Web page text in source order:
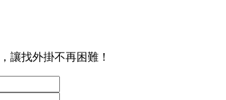
讓找外掛不再困難！